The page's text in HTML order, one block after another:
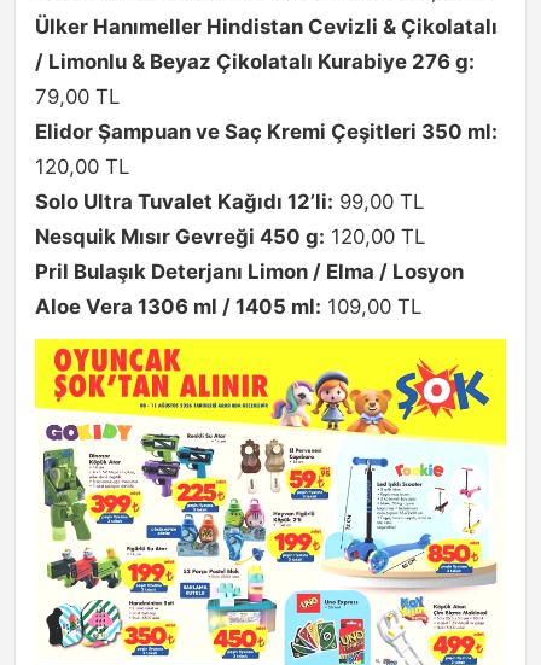
Ülker Hanımeller Hindistan Cevizli & Çikolatalı
/ Limonlu & Beyaz Çikolatalı Kurabiye 276 g:
79,00 TL
Elidor Şampuan ve Saç Kremi Çeşitleri 350 ml:
120,00 TL
Solo Ultra Tuvalet Kağıdı 12’li: 99,00 TL
Nesquik Mısır Gevreği 450 g: 120,00 TL
Pril Bulaşık Deterjanı Limon / Elma / Losyon
Aloe Vera 1306 ml / 1405 ml: 109,00 TL